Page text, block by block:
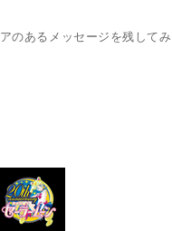
のあるメッセージを残してみ